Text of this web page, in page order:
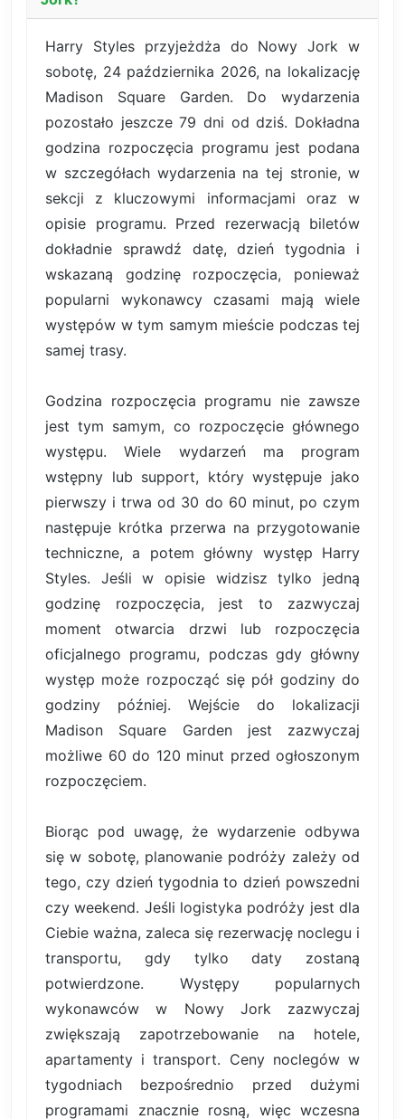
Harry Styles przyjeżdża do Nowy Jork w
sobotę, 24 października 2026, na lokalizację
Madison Square Garden. Do wydarzenia
pozostało jeszcze 79 dni od dziś. Dokładna
godzina rozpoczęcia programu jest podana
w szczegółach wydarzenia na tej stronie, w
sekcji z kluczowymi informacjami oraz w
opisie programu. Przed rezerwacją biletów
dokładnie sprawdź datę, dzień tygodnia i
wskazaną godzinę rozpoczęcia, ponieważ
popularni wykonawcy czasami mają wiele
występów w tym samym mieście podczas tej
samej trasy.
Godzina rozpoczęcia programu nie zawsze
jest tym samym, co rozpoczęcie głównego
występu. Wiele wydarzeń ma program
wstępny lub support, który występuje jako
pierwszy i trwa od 30 do 60 minut, po czym
następuje krótka przerwa na przygotowanie
techniczne, a potem główny występ Harry
Styles. Jeśli w opisie widzisz tylko jedną
godzinę rozpoczęcia, jest to zazwyczaj
moment otwarcia drzwi lub rozpoczęcia
oficjalnego programu, podczas gdy główny
występ może rozpocząć się pół godziny do
godziny później. Wejście do lokalizacji
Madison Square Garden jest zazwyczaj
możliwe 60 do 120 minut przed ogłoszonym
rozpoczęciem.
Biorąc pod uwagę, że wydarzenie odbywa
się w sobotę, planowanie podróży zależy od
tego, czy dzień tygodnia to dzień powszedni
czy weekend. Jeśli logistyka podróży jest dla
Ciebie ważna, zaleca się rezerwację noclegu i
transportu, gdy tylko daty zostaną
potwierdzone. Występy popularnych
wykonawców w Nowy Jork zazwyczaj
zwiększają zapotrzebowanie na hotele,
apartamenty i transport. Ceny noclegów w
tygodniach bezpośrednio przed dużymi
programami znacznie rosną, więc wczesna